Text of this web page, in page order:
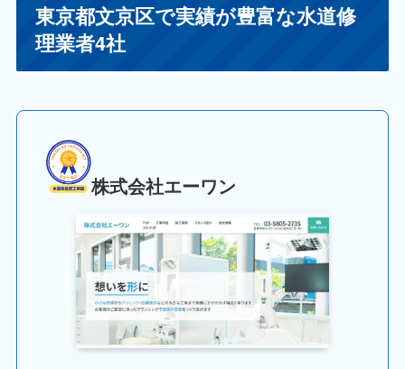
東京都文京区で実績が豊富な水道修
理業者4社
株式会社エーワン